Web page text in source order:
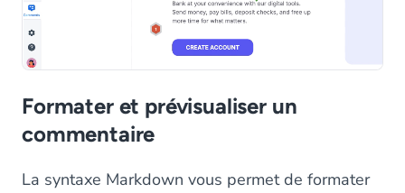
Formater et prévisualiser un
commentaire
La syntaxe Markdown vous permet de formater